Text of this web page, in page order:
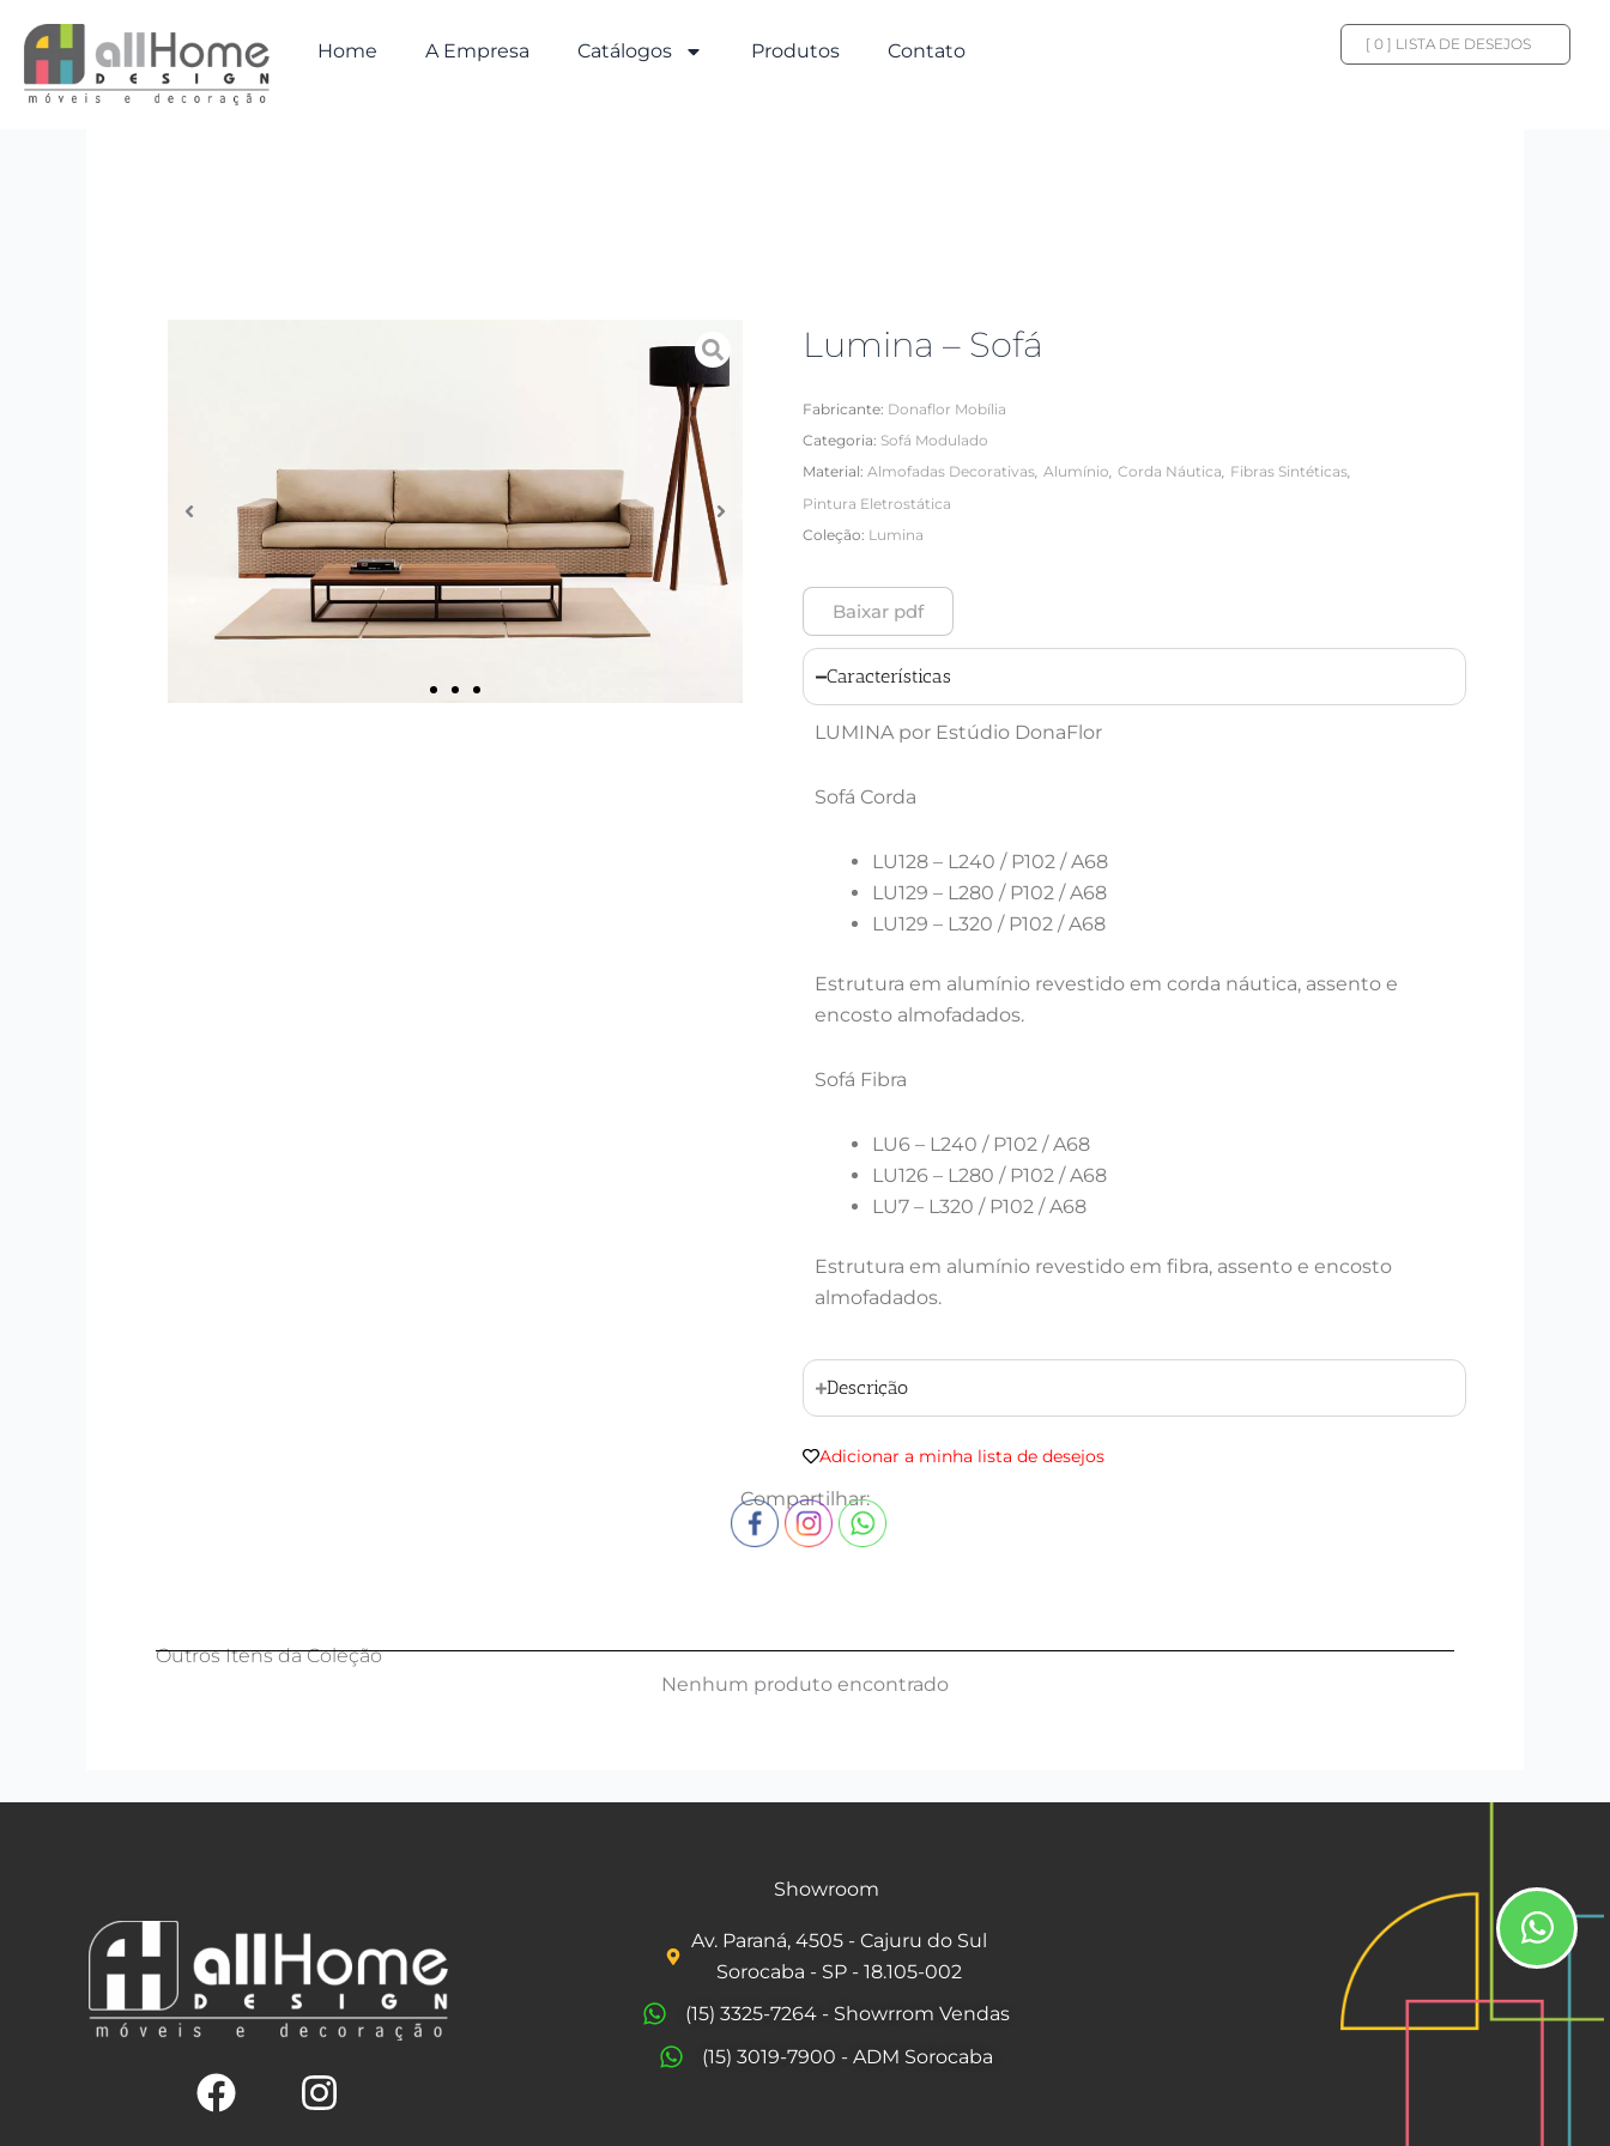
para
conteúdo
Home A Empresa Catálogos Produtos Contato [ 0] LISTA DE DESEJOS
Lumina – Sofá
Fabricante: Donaflor Mobília
Categoria: Sofá Modulado
Material: Almofadas Decorativas, Alumínio, Corda Náutica, Fibras Sintéticas,
Pintura Eletrostática
Coleção: Lumina
Baixar pdf
Características
LUMINA por Estúdio DonaFlor
Sofá Corda
LU128 – L240 / P102 / A68
LU129 – L280 / P102 / A68
LU129 – L320 / P102 / A68
Estrutura em alumínio revestido em corda náutica, assento e
encosto almofadados.
Sofá Fibra
LU6 – L240 / P102 / A68
LU126 – L280 / P102 / A68
LU7 – L320 / P102 / A68
Estrutura em alumínio revestido em fibra, assento e encosto
almofadados.
Descrição
Adicionar a minha lista de desejos
Compartilhar:
Outros Itens da Coleção
Nenhum produto encontrado
Showroom
Av. Paraná, 4505 - Cajuru do Sul
Sorocaba - SP - 18.105-002
(15) 3325-7264 - Showrrom Vendas
(15) 3019-7900 - ADM Sorocaba